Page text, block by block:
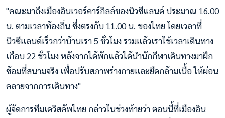
"คณะมาถึงเมืองอินเวอร์คาร์กิลล์ของนิวซีแลนด์ ประมาณ 16.00
น. ตามเวลาท้องถิ่น ซึ่งตรงกับ 11.00 น. ของไทย โดยเวลาที่
นิวซีแลนด์เร็วกว่าบ้านเรา 5 ชั่วโมง รวมแล้วเราใช้เวลาเดินทาง
เกือบ 22 ชั่วโมง หลังจากได้พักแล้วได้นำนักกีฬาเดินทางมาฝึก
ซ้อมที่สนามจริง เพื่อปรับสภาพร่างกายและยืดกล้ามเนื้อ ให้ผ่อน
คลายจากการเดินทาง"
ผู้จัดการทีมเดวิสคัพไทย กล่าวในช่วงท้ายว่า ตอนนี้ที่เมืองอิน